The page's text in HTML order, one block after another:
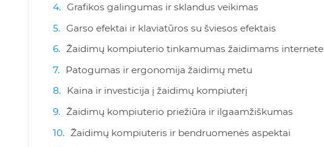
Grafikos galingumas ir sklandus veikimas
Garso efektai ir klaviatūros su šviesos efektais
Žaidimų kompiuterio tinkamumas žaidimams internete
Patogumas ir ergonomija žaidimų metu
Kaina ir investicija į žaidimų kompiuterį
Žaidimų kompiuterio priežiūra ir ilgaamžiškumas
Žaidimų kompiuteris ir bendruomenės aspektai